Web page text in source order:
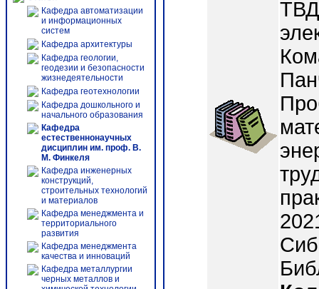
Кафедра автоматизации
и информационных
систем
Кафедра архитектуры
Кафедра геологии,
геодезии и безопасности
жизнедеятельности
Кафедра геотехнологии
Кафедра дошкольного и
начального образования
Кафедра
естественнонаучных
дисциплин им. проф. В.
М. Финкеля
Кафедра инженерных
конструкций,
строительных технологий
и материалов
Кафедра менеджмента и
территориального
развития
Кафедра менеджмента
качества и инноваций
Кафедра металлургии
черных металлов и